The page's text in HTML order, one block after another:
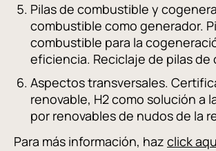
Pilas de combustible y
combustible como generador.
combustible para la
eficiencia. Reciclaje de pilas de
Aspectos transversales.
renovable, H2 como solución a
por renovables de nudos de la
Para más información, haz click